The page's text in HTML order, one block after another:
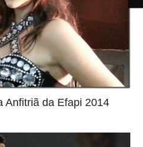
Anfitriã da Efapi 2014